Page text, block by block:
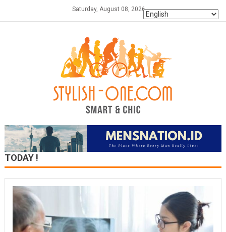
Saturday, August 08, 2026
TODAY !